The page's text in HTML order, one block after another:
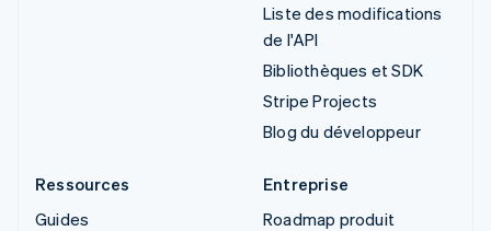
Liste des modifications
de l'API
Bibliothèques et SDK
Stripe Projects
Blog du développeur
Ressources
Guides
Entreprise
Roadmap produit